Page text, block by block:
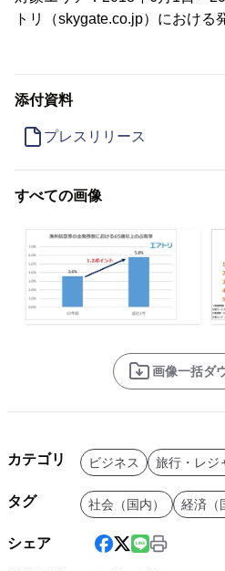
トリ（skygate.co.jp）における
添付資料
プレスリリース
すべての画像
画像一括ダ
カテゴリ ビジネス 旅行・レジ
タグ 社会（国内） 経済（
シェア